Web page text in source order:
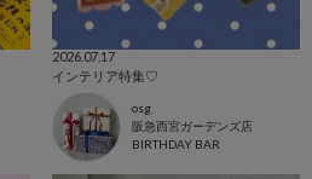
2026.07.17
インテリア特集♡
osg
阪急西宮ガーデンズ店
BIRTHDAY BAR